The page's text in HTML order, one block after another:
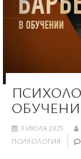
3 ИЮЛЯ 2025
ПСИХОЛОГИЯ